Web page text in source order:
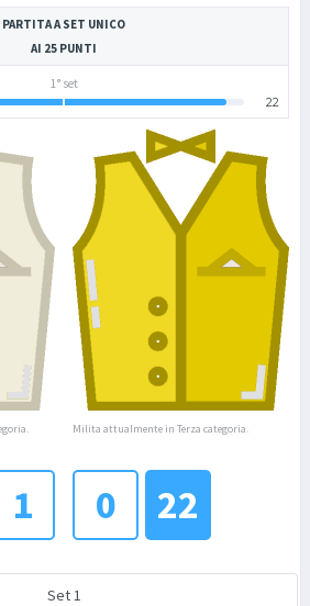
PARTITA A SET UNICO
AI 25 PUNTI
1° set
22
Milita attualmente in Terza categoria.
1 0 22
Set 1